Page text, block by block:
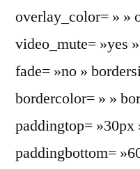
overlay_color= » »
video_mute= »yes
fade= »no »
bordercolor= » »
paddingtop= »30px
paddingbottom=